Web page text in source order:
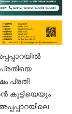
പ്രതി
കുട്ടിയെയും